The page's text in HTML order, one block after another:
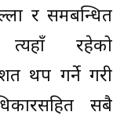
र समबन्धित
त्यहाँ रहेको
थप गर्ने गरी
सबै